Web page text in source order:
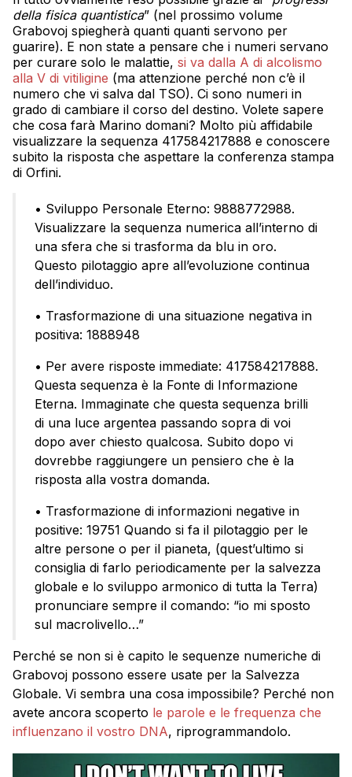
della fisica quantistica” (nel prossimo volume
Grabovoj spiegherà quanti quanti servono per
guarire). E non state a pensare che i numeri servano
per curare solo le malattie, si va dalla A di alcolismo
alla V di vitiligine (ma attenzione perché non c’è il
numero che vi salva dal TSO). Ci sono numeri in
grado di cambiare il corso del destino. Volete sapere
che cosa farà Marino domani? Molto più affidabile
visualizzare la sequenza 417584217888 e conoscere
subito la risposta che aspettare la conferenza stampa
di Orfini.
• Sviluppo Personale Eterno: 9888772988.
Visualizzare la sequenza numerica all’interno di
una sfera che si trasforma da blu in oro.
Questo pilotaggio apre all’evoluzione continua
dell’individuo.
• Trasformazione di una situazione negativa in
positiva: 1888948
• Per avere risposte immediate: 417584217888.
Questa sequenza è la Fonte di Informazione
Eterna. Immaginate che questa sequenza brilli
di una luce argentea passando sopra di voi
dopo aver chiesto qualcosa. Subito dopo vi
dovrebbe raggiungere un pensiero che è la
risposta alla vostra domanda.
• Trasformazione di informazioni negative in
positive: 19751 Quando si fa il pilotaggio per le
altre persone o per il pianeta, (quest’ultimo si
consiglia di farlo periodicamente per la salvezza
globale e lo sviluppo armonico di tutta la Terra)
pronunciare sempre il comando: “io mi sposto
sul macrolivello…”
Perché se non si è capito le sequenze numeriche di
Grabovoj possono essere usate per la Salvezza
Globale. Vi sembra una cosa impossibile? Perché non
avete ancora scoperto le parole e le frequenza che
influenzano il vostro DNA, riprogrammandolo.